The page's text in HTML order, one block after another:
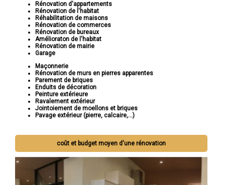
Rénovation d'appartements
Rénovation de l'habitat
Réhabilitation de maisons
Rénovation de commerces
Rénovation de bureaux
Amélioraton de l'habitat
Rénovation de mairie
Garage
Maçonnerie
Rénovation de murs en pierres apparentes
Parement de briques
Enduits de décoration
Peinture extérieure
Ravalement extérieur
Jointoiement de moellons et briques
Pavage extérieur (pierre, calcaire,...)
coût et budget moyen d'une rénovation